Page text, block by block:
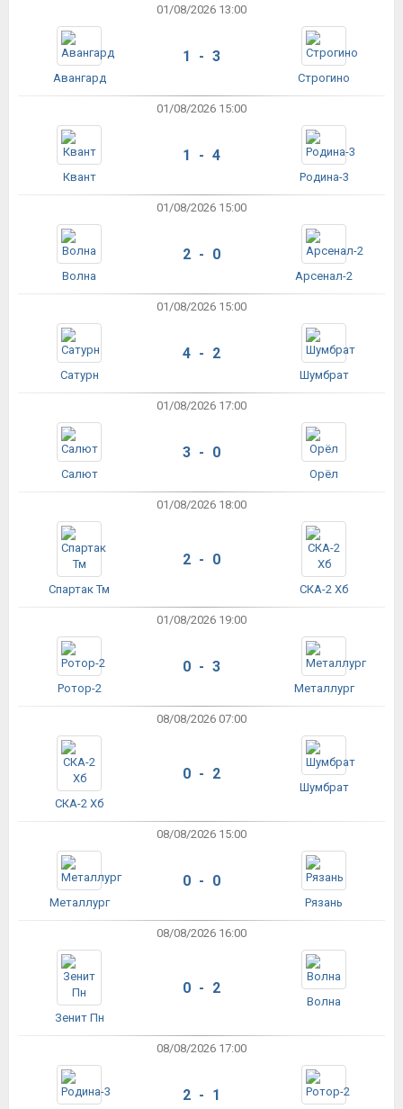
01/08/2026 13:00
Авангард
1 - 3
Строгино
01/08/2026 15:00
Квант
1 - 4
Родина-3
01/08/2026 15:00
Волна
2 - 0
Арсенал-2
01/08/2026 15:00
Сатурн
4 - 2
Шумбрат
01/08/2026 17:00
Салют
3 - 0
Орёл
01/08/2026 18:00
Спартак Тм
2 - 0
СКА-2 Хб
01/08/2026 19:00
Ротор-2
0 - 3
Металлург
08/08/2026 07:00
СКА-2 Хб
0 - 2
Шумбрат
08/08/2026 15:00
Металлург
0 - 0
Рязань
08/08/2026 16:00
Зенит Пн
0 - 2
Волна
08/08/2026 17:00
2 - 1